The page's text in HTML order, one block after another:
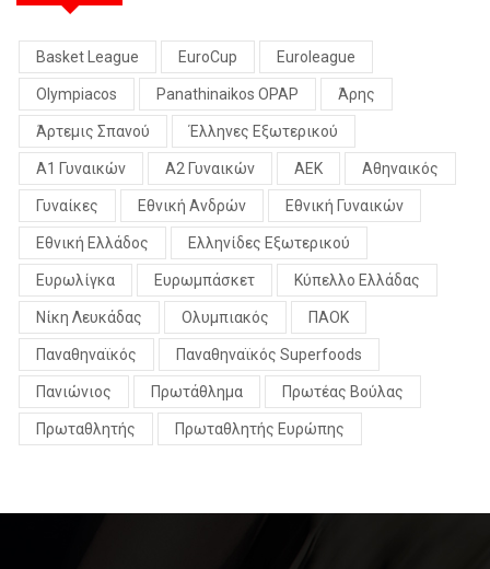
Basket League EuroCup Euroleague
Olympiacos Panathinaikos OPAP Άρης
Άρτεμις Σπανού Έλληνες Εξωτερικού
Α1 Γυναικών Α2 Γυναικών ΑΕΚ Αθηναικός
Γυναίκες Εθνική Ανδρών Εθνική Γυναικών
Εθνική Ελλάδος Ελληνίδες Εξωτερικού
Ευρωλίγκα Ευρωμπάσκετ Κύπελλο Ελλάδας
Νίκη Λευκάδας Ολυμπιακός ΠΑΟΚ
Παναθηναϊκός Παναθηναϊκός Superfoods
Πανιώνιος Πρωτάθλημα Πρωτέας Βούλας
Πρωταθλητής Πρωταθλητής Ευρώπης